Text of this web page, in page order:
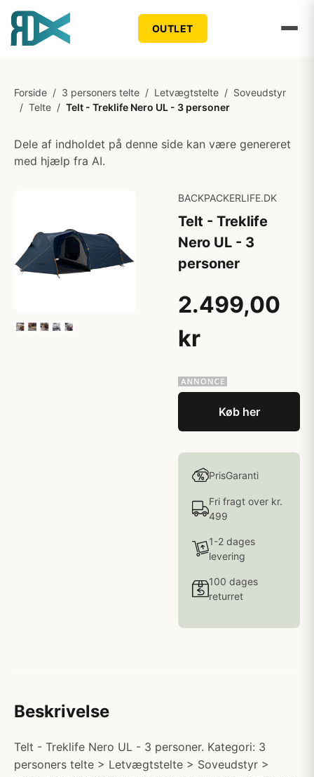
OUTLET
Forside / 3 personers telte / Letvægtstelte / Soveudstyr
/ Telte / Telt - Treklife Nero UL - 3 personer
Dele af indholdet på denne side kan være genereret
med hjælp fra AI.
BACKPACKERLIFE.DK
Telt - Treklife
Nero UL - 3
personer
2.499,00
kr
Køb her
PrisGaranti
Fri fragt over kr.
499
1-2 dages
levering
100 dages
returret
Beskrivelse
Telt - Treklife Nero UL - 3 personer. Kategori: 3
personers telte > Letvægtstelte > Soveudstyr >